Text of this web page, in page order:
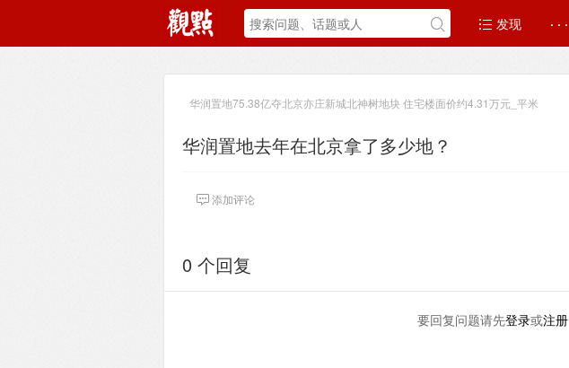
发现 · · ·
华润置地75.38亿夺北京亦庄新城北神树地块 住宅楼面价约4.31万元_平米
华润置地去年在北京拿了多少地？
添加评论
0 个回复
要回复问题请先登录或注册